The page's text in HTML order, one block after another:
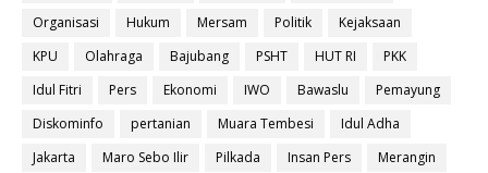
Organisasi
Hukum Mersam Politik
Kejaksaan
KPU
Olahraga Bajubang PSHT HUT RI
PKK
Idul Fitri
Pers Ekonomi IWO Bawaslu
Pemayung
Diskominfo
pertanian Muara Tembesi
Idul Adha
Jakarta
Maro Sebo Ilir Pilkada Insan Pers
Merangin